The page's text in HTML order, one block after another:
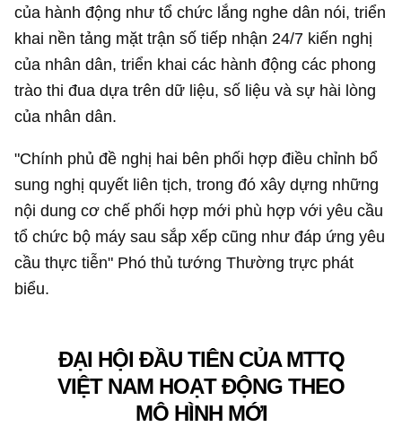
của hành động như tổ chức lắng nghe dân nói, triển
khai nền tảng mặt trận số tiếp nhận 24/7 kiến nghị
của nhân dân, triển khai các hành động các phong
trào thi đua dựa trên dữ liệu, số liệu và sự hài lòng
của nhân dân.
"Chính phủ đề nghị hai bên phối hợp điều chỉnh bổ
sung nghị quyết liên tịch, trong đó xây dựng những
nội dung cơ chế phối hợp mới phù hợp với yêu cầu
tổ chức bộ máy sau sắp xếp cũng như đáp ứng yêu
cầu thực tiễn" Phó thủ tướng Thường trực phát
biểu.
ĐẠI HỘI ĐẦU TIÊN CỦA MTTQ
VIỆT NAM HOẠT ĐỘNG THEO
MÔ HÌNH MỚI